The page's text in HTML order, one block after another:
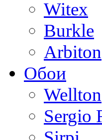
Witex
Burkle
Arbiton
Обои
Wellton
Sergio